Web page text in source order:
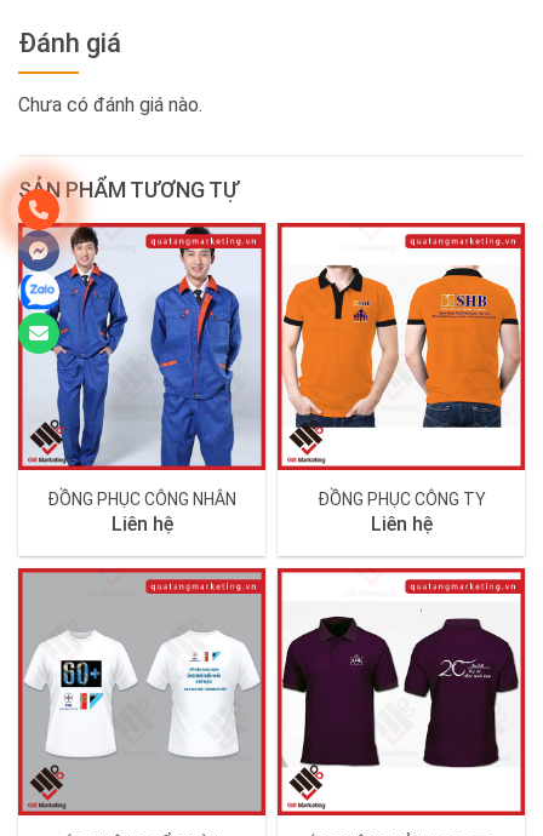
Đánh giá
Chưa có đánh giá nào.
SẢN PHẨM TƯƠNG TỰ
ĐỒNG PHỤC CÔNG NHÂN
Liên hệ
ĐỒNG PHỤC CÔNG TY
Liên hệ